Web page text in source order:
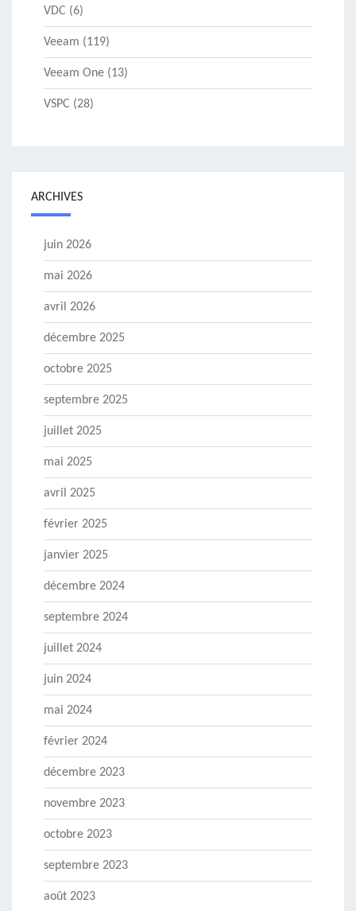
VDC (6)
Veeam (119)
Veeam One (13)
VSPC (28)
ARCHIVES
juin 2026
mai 2026
avril 2026
décembre 2025
octobre 2025
septembre 2025
juillet 2025
mai 2025
avril 2025
février 2025
janvier 2025
décembre 2024
septembre 2024
juillet 2024
juin 2024
mai 2024
février 2024
décembre 2023
novembre 2023
octobre 2023
septembre 2023
août 2023